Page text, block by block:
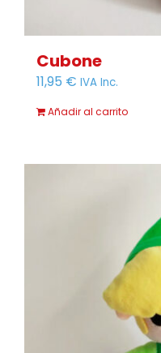
Cubone
11,95 € IVA Inc.
Añadir al carrito